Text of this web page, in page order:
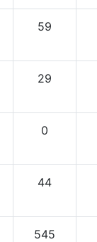
59
29
0
44
545